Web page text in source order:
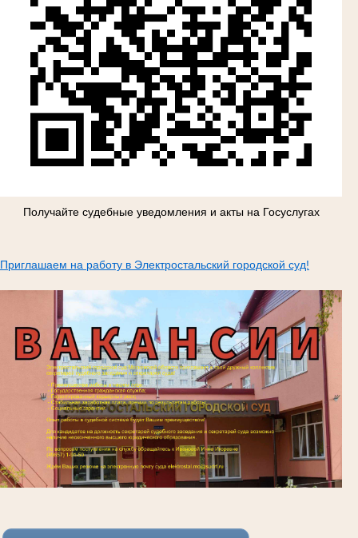
Получайте судебные уведомления и акты на Госуслугах
Приглашаем на работу в Электростальский городской суд!